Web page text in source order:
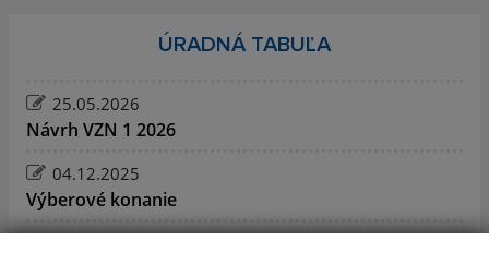
ÚRADNÁ TABUĽA
25.05.2026
Návrh VZN 1 2026
04.12.2025
Výberové konanie